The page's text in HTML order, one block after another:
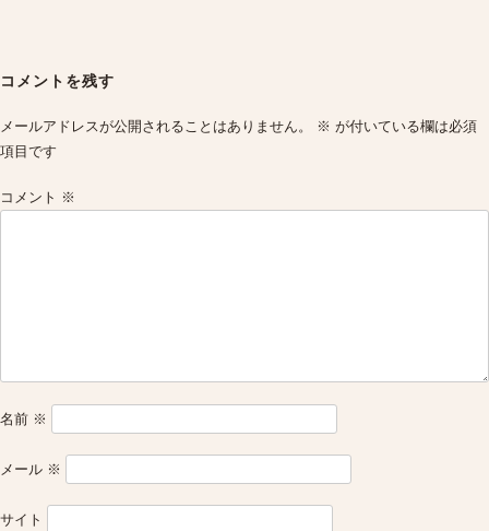
navigation
コメントを残す
メールアドレスが公開されることはありません。 ※ が付いている欄は必須
項目です
コメント ※
名前 ※
メール ※
サイト